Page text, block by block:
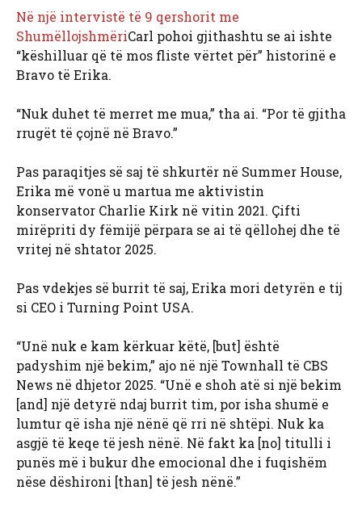
Në një intervistë të 9 qershorit me
ShumëllojshmëriCarl pohoi gjithashtu se ai ishte
“këshilluar që të mos fliste vërtet për” historinë e
Bravo të Erika.
“Nuk duhet të merret me mua,” tha ai. “Por të gjitha
rrugët të çojnë në Bravo.”
Pas paraqitjes së saj të shkurtër në Summer House,
Erika më vonë u martua me aktivistin
konservator Charlie Kirk në vitin 2021. Çifti
mirëpriti dy fëmijë përpara se ai të qëllohej dhe të
vritej në shtator 2025.
Pas vdekjes së burrit të saj, Erika mori detyrën e tij
si CEO i Turning Point USA.
“Unë nuk e kam kërkuar këtë, [but] është
padyshim një bekim,” ajo në një Townhall të CBS
News në dhjetor 2025. “Unë e shoh atë si një bekim
[and] një detyrë ndaj burrit tim, por isha shumë e
lumtur që isha një nënë që rri në shtëpi. Nuk ka
asgjë të keqe të jesh nënë. Në fakt ka [no] titulli i
punës më i bukur dhe emocional dhe i fuqishëm
nëse dëshironi [than] të jesh nënë.”